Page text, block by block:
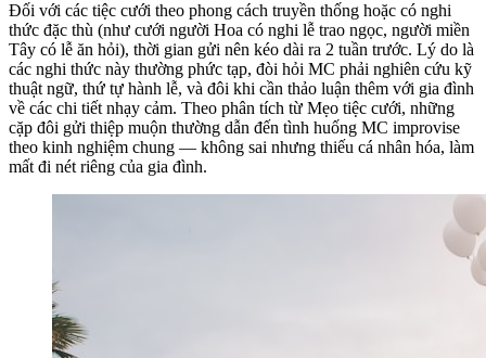
Đối với các tiệc cưới theo phong cách truyền thống hoặc có nghi
thức đặc thù (như cưới người Hoa có nghi lễ trao ngọc, người miền
Tây có lễ ăn hỏi), thời gian gửi nên kéo dài ra 2 tuần trước. Lý do là
các nghi thức này thường phức tạp, đòi hỏi MC phải nghiên cứu kỹ
thuật ngữ, thứ tự hành lễ, và đôi khi cần thảo luận thêm với gia đình
về các chi tiết nhạy cảm. Theo phân tích từ Mẹo tiệc cưới, những
cặp đôi gửi thiệp muộn thường dẫn đến tình huống MC improvise
theo kinh nghiệm chung — không sai nhưng thiếu cá nhân hóa, làm
mất đi nét riêng của gia đình.